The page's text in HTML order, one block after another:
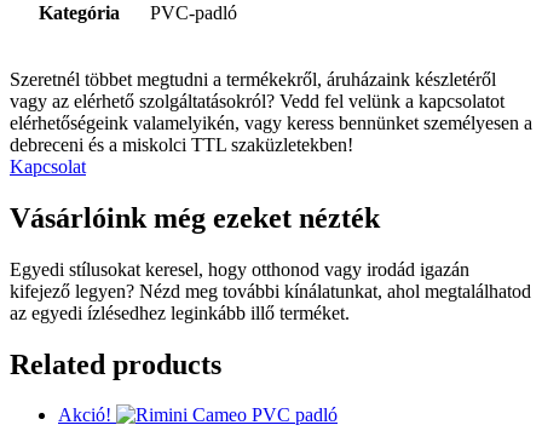
Kategória PVC-padló
Szeretnél többet megtudni a termékekről, áruházaink készletéről
vagy az elérhető szolgáltatásokról? Vedd fel velünk a kapcsolatot
elérhetőségeink valamelyikén, vagy keress bennünket személyesen a
debreceni és a miskolci TTL szaküzletekben!
Kapcsolat
Vásárlóink még ezeket nézték
Egyedi stílusokat keresel, hogy otthonod vagy irodád igazán
kifejező legyen? Nézd meg további kínálatunkat, ahol megtalálhatod
az egyedi ízlésedhez leginkább illő terméket.
Related products
Akció!